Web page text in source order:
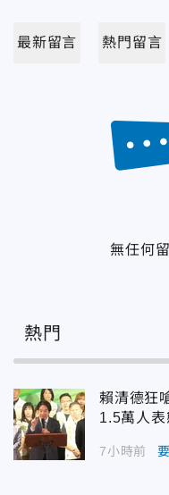
最新留言 熱門留言
無任何
熱門
賴清德狂
1.5萬人表
7小時前